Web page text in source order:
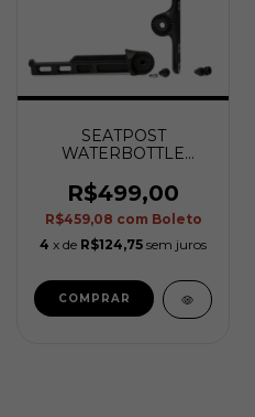
SEATPOST
WATERBOTTLE
R$499,00
R$459,08 com Boleto
4 x de R$124,75 sem juros